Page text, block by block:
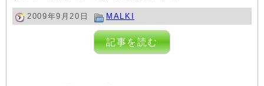
2009年9月20日 MALKI
記事を読む